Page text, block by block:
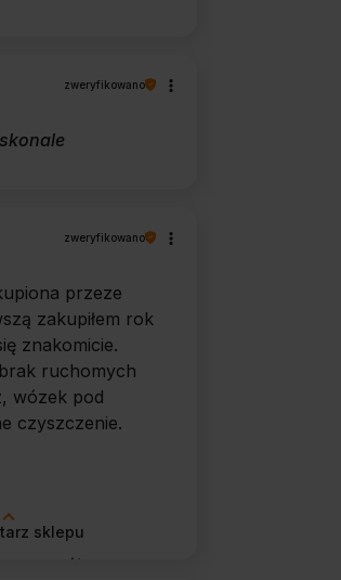
zweryfikowano
sklepu
zweryfikowano
przeze
zakupiłem rok
znakomicie.
ruchomych
wózek pod
czyszczenie.